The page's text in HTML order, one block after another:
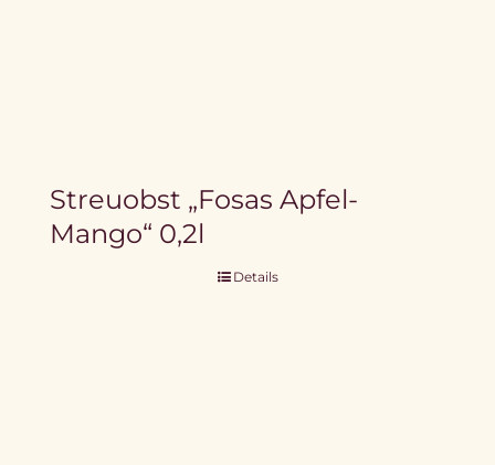
Streuobst „Fosas Apfel-
Mango“ 0,2l
Details